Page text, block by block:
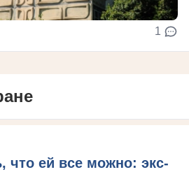
1
что ей все можно: экс-